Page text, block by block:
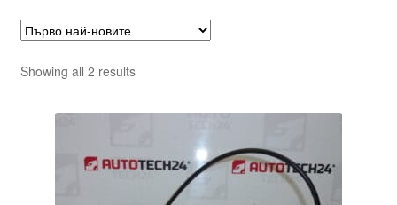
Showing all 2 resultsSorted
latest